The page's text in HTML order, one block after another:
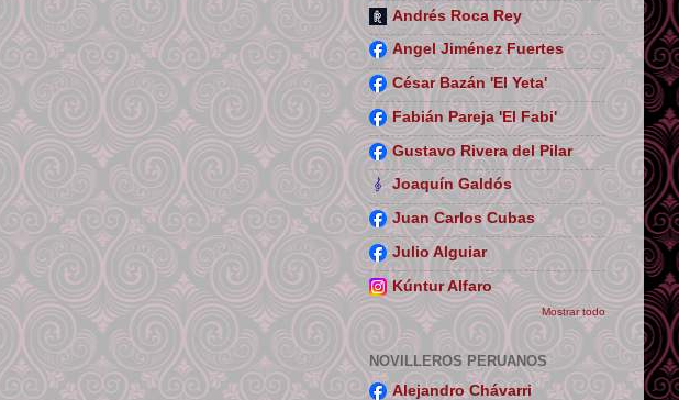
Andrés Roca Rey
Angel Jiménez Fuertes
César Bazán 'El Yeta'
Fabián Pareja 'El Fabi'
Gustavo Rivera del Pilar
Joaquín Galdós
Juan Carlos Cubas
Julio Alguiar
Kúntur Alfaro
Mostrar todo
NOVILLEROS PERUANOS
Alejandro Chávarri